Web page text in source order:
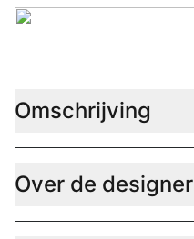
Omschrijving
Over de designer